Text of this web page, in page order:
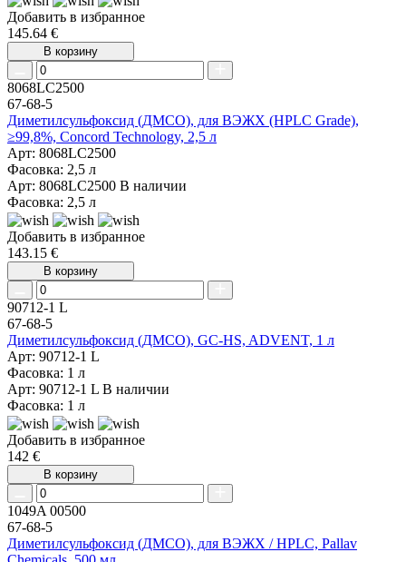
Добавить в избранное
145.64 €
В корзину
8068LC2500
67-68-5
Диметилсульфоксид (ДМСО), для ВЭЖХ (HPLC Grade),
≥99,8%, Concord Technology, 2,5 л
Арт: 8068LC2500
Фасовка: 2,5 л
Арт: 8068LC2500 В наличии
Фасовка: 2,5 л
Добавить в избранное
143.15 €
В корзину
90712-1 L
67-68-5
Диметилсульфоксид (ДМСО), GC-HS, ADVENT, 1 л
Арт: 90712-1 L
Фасовка: 1 л
Арт: 90712-1 L В наличии
Фасовка: 1 л
Добавить в избранное
142 €
В корзину
1049A 00500
67-68-5
Диметилсульфоксид (ДМСО), для ВЭЖХ / HPLC, Pallav